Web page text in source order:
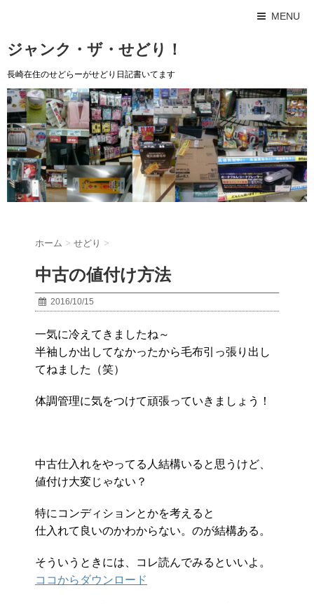
MENU
ジャンク・ザ・せどり！
長崎在住のせどらーがせどり日記書いてます
ホーム > せどり >
中古の値付け方法
2016/10/15
一気に冷えてきましたね～
半袖しか出してなかったから毛布引っ張り出し
てねました（笑）
体調管理に気をつけて頑張っていきましょう！
中古仕入れをやってる人結構いると思うけど、
値付け大変じゃない？
特にコンディションとかを考えると
仕入れて良いのかわからない。のが結構ある。
そういうときには、コレ読んでみるといいよ。
ココからダウンロード